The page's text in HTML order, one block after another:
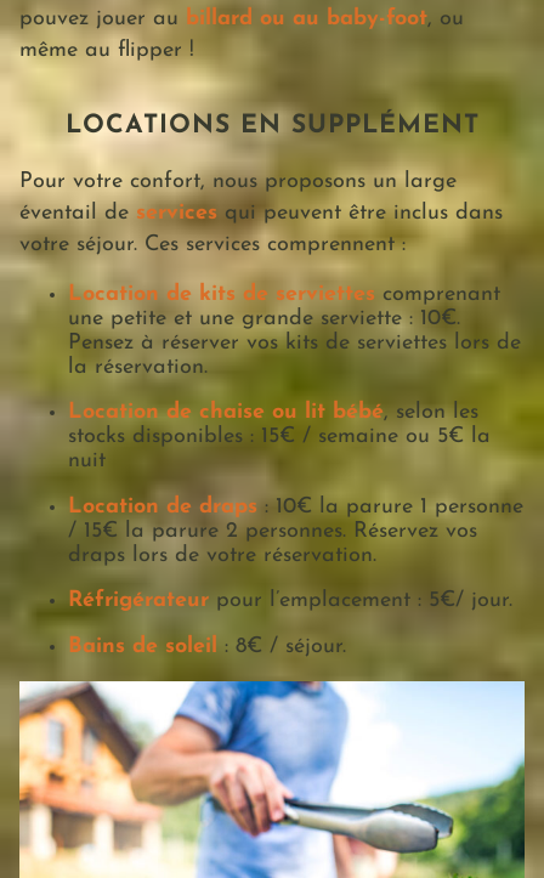
pouvez jouer au billard ou au baby-foot, ou
même au flipper !
LOCATIONS EN SUPPLÉMENT
Pour votre confort, nous proposons un large
éventail de services qui peuvent être inclus dans
votre séjour. Ces services comprennent :
Location de kits de serviettes comprenant
une petite et une grande serviette : 10€.
Pensez à réserver vos kits de serviettes lors de
la réservation.
Location de chaise ou lit bébé, selon les
stocks disponibles : 15€ / semaine ou 5€ la
nuit
Location de draps : 10€ la parure 1 personne
/ 15€ la parure 2 personnes. Réservez vos
draps lors de votre réservation.
Réfrigérateur pour l’emplacement : 5€/ jour.
Bains de soleil : 8€ / séjour.